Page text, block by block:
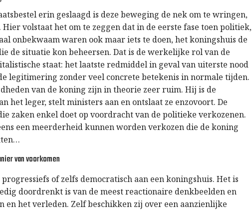
erin geslaagd is deze beweging de nek om te wringen,
. Hier volstaat het om te zeggen dat in de eerste fase toen politiek,
onbekwaam waren ook maar iets te doen, het koningshuis de
de situatie kon beheersen. Dat is de werkelijke rol van de
staat: het laatste redmiddel in geval van uiterste nood
legitimering zonder veel concrete betekenis in normale tijden.
van de koning zijn in theorie zeer ruim. Hij is de
het leger, stelt ministers aan en ontslaat ze enzovoort. De
zaken enkel doet op voordracht van de politieke verkozenen.
een meerderheid kunnen worden verkozen die de koning
van voorkomen
of zelfs democratisch aan een koningshuis. Het is
doordrenkt is van de meest reactionaire denkbeelden en
en het verleden. Zelf beschikken zij over een aanzienlijke